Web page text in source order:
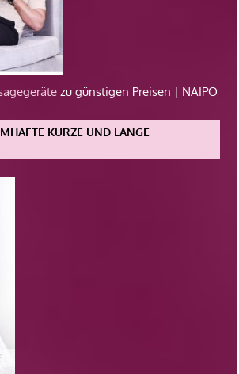
zu günstigen Preisen | NAIPO
KURZE UND LANGE